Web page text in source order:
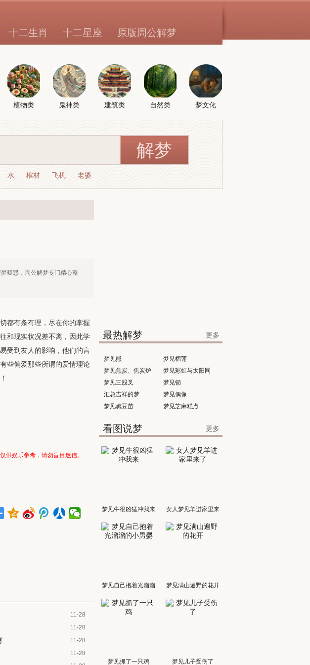
十二生肖 十二星座 原版周公解梦
植物类 鬼神类 建筑类 自然类 梦文化
水 棺材 飞机 老婆
疑惑，周公解梦专门精心整
都有条有理，尽在你的掌握
和现实状况差不离，因此学
受到友人的影响，他们的言
些偏爱那些所谓的爱情理论
供娱乐参考，请勿盲目迷信。
11-28
11-28
11-28
11-28
最热解梦 更多
梦见熊
梦见榴莲
梦见焦炭、焦炭炉
梦见彩虹与太阳同
时出现
梦见三股叉
梦见锁
汇总吉祥的梦
梦见偶像
梦见豌豆苗
梦见芝麻糕点
看图说梦 更多
梦见牛很凶猛冲我来 女人梦见羊进家里来
了
梦见自己抱着光溜溜
的小男婴
梦见满山遍野的花开
梦见抓了一只鸡 梦见儿子受伤了